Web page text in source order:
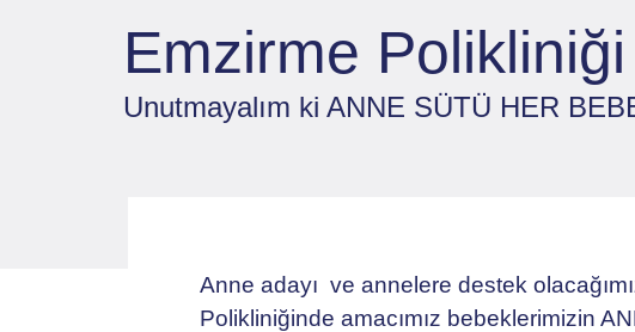
Emzirme Polikliniği
Unutmayalım ki ANNE SÜTÜ HER
Anne adayı ve annelere destek
Polikliniğinde amacımız bebeklerimizin